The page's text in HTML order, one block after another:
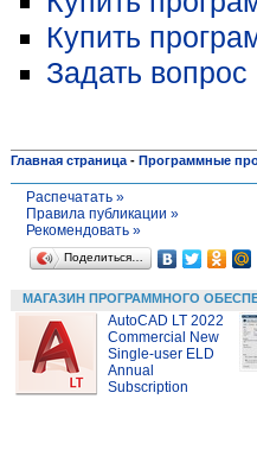
Купить
Задать
Главная страница - Программные
Распечатать »
Правила публикации »
Рекомендовать »
Поделиться…
МАГАЗИН ПРОГРАММНОГО
AutoCAD LT 2022
Commercial New
Single-user ELD
Annual
Subscription